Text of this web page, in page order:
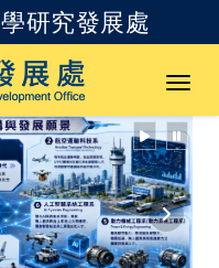
研究發展處
容